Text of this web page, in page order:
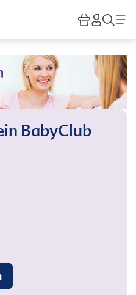
HiPP
BabyClub